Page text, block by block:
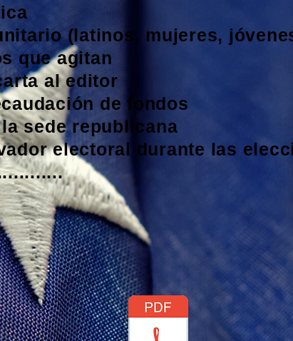
(latinos, mujeres,
que agitan
al editor
de fondos
sede republicana
electoral durante las